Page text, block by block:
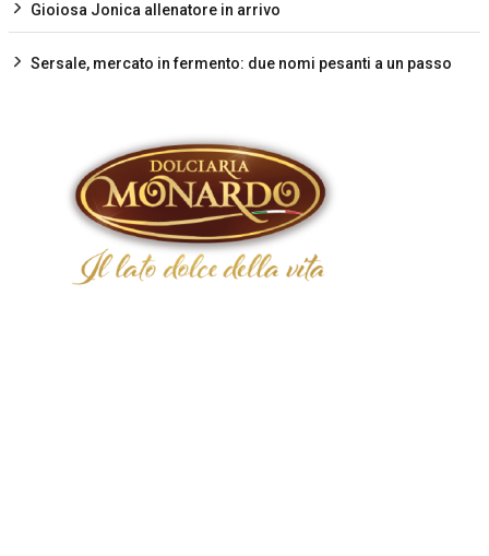
Gioiosa Jonica allenatore in arrivo
Sersale, mercato in fermento: due nomi pesanti a un passo